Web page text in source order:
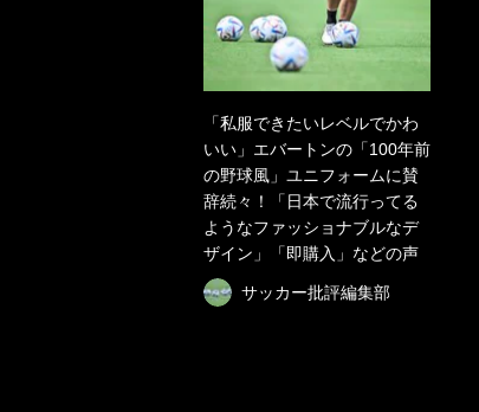
「私服できたいレベルでかわ
いい」エバートンの「100年前
の野球風」ユニフォームに賛
辞続々！「日本で流行ってる
ようなファッショナブルなデ
ザイン」「即購入」などの声
サッカー批評編集部